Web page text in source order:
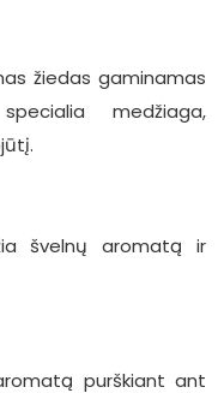
žiedas gaminamas
medžiaga,
švelnų aromatą ir
purškiant ant